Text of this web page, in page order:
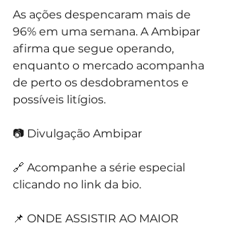
As ações despencaram mais de
96% em uma semana. A Ambipar
afirma que segue operando,
enquanto o mercado acompanha
de perto os desdobramentos e
possíveis litígios.
📷 Divulgação Ambipar
🔗 Acompanhe a série especial
clicando no link da bio.
📌 ONDE ASSISTIR AO MAIOR